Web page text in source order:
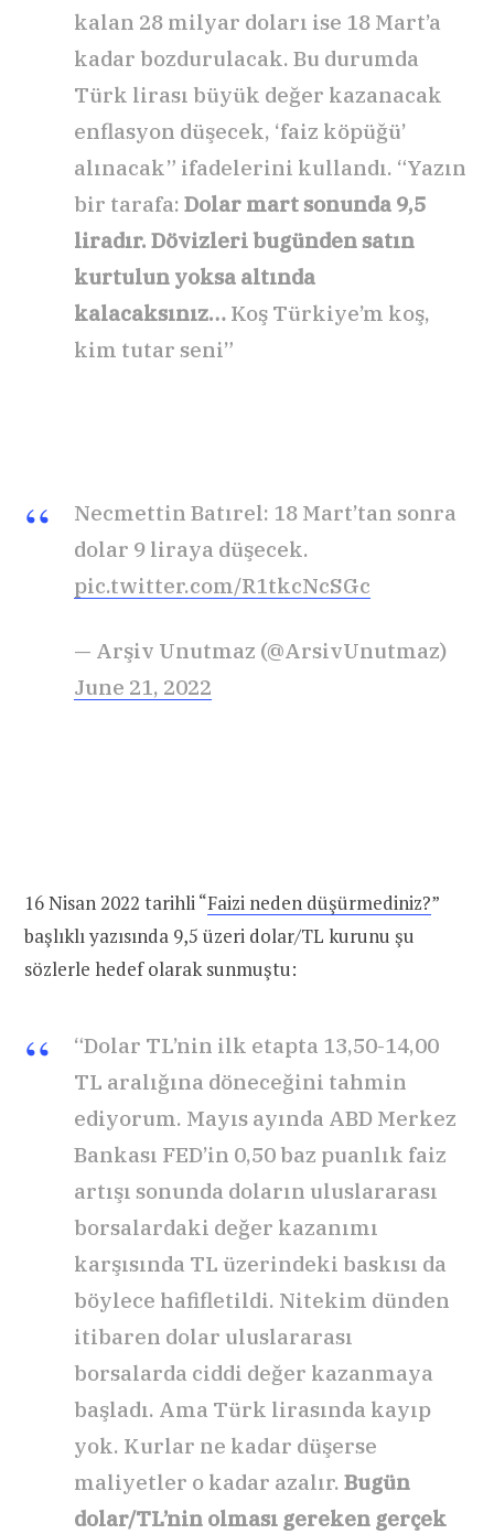
kalan 28 milyar doları ise 18 Mart’a
kadar bozdurulacak. Bu durumda
Türk lirası büyük değer kazanacak
enflasyon düşecek, ‘faiz köpüğü’
alınacak” ifadelerini kullandı. “Yazın
bir tarafa: Dolar mart sonunda 9,5
liradır. Dövizleri bugünden satın
kurtulun yoksa altında
kalacaksınız… Koş Türkiye’m koş,
kim tutar seni”
Necmettin Batırel: 18 Mart’tan sonra
dolar 9 liraya düşecek.
pic.twitter.com/R1tkcNcSGc
— Arşiv Unutmaz (@ArsivUnutmaz)
June 21, 2022
16 Nisan 2022 tarihli “Faizi neden düşürmediniz?”
başlıklı yazısında 9,5 üzeri dolar/TL kurunu şu
sözlerle hedef olarak sunmuştu:
“Dolar TL’nin ilk etapta 13,50-14,00
TL aralığına döneceğini tahmin
ediyorum. Mayıs ayında ABD Merkez
Bankası FED’in 0,50 baz puanlık faiz
artışı sonunda doların uluslararası
borsalardaki değer kazanımı
karşısında TL üzerindeki baskısı da
böylece hafifletildi. Nitekim dünden
itibaren dolar uluslararası
borsalarda ciddi değer kazanmaya
başladı. Ama Türk lirasında kayıp
yok. Kurlar ne kadar düşerse
maliyetler o kadar azalır. Bugün
dolar/TL’nin olması gereken gerçek